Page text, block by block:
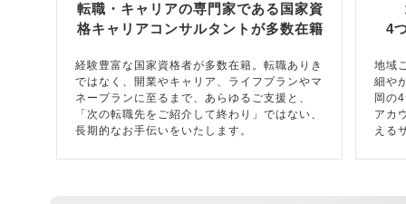
転職・キャリアの専門家である国家資
格キャリアコンサルタントが多数在籍
経験豊富な国家資格者が多数在籍。転職ありき
ではなく、開業やキャリア、ライフプランやマ
ネープランに至るまで、あらゆるご支援と、
「次の転職先をご紹介して終わり」ではない、
長期的なお手伝いをいたします。
4
地域
細や
岡の
アカ
える